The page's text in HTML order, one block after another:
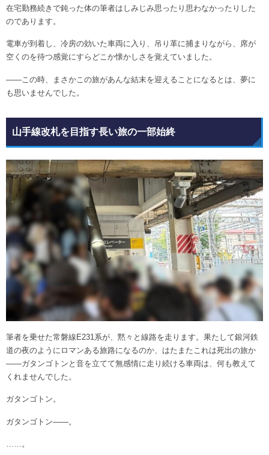
在宅勤務続きで鈍った体の筆者はしみじみ思ったり思わなかったりした
のであります。
電車が到着し、冷房の効いた車両に入り、吊り革に捕まりながら、席が
空くのを待つ感覚にすらどこか懐かしさを覚えていました。
――この時、まさかこの旅があんな結末を迎えることになるとは、夢に
も思いませんでした。
山手線改札を目指す長い旅の一部始終
筆者を乗せた常磐線E231系が、黙々と線路を走ります。果たして銀河鉄
道の夜のようにロマンある旅路になるのか、はたまたこれは死出の旅か
――ガタンゴトンと音を立てて無感情に走り続ける車両は、何も教えて
くれませんでした。
ガタンゴトン。
ガタンゴトン――。
……。